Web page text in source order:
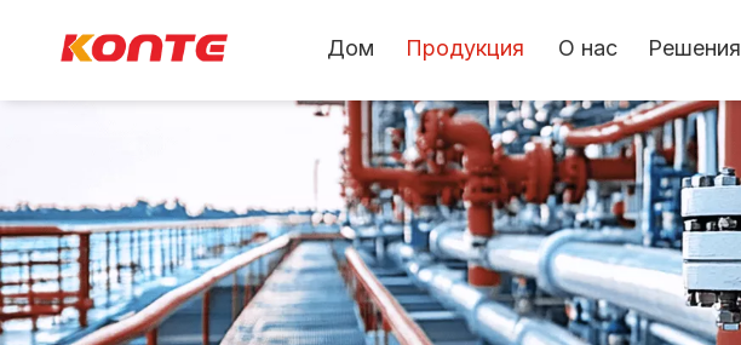
Дом Продукция О нас Решения